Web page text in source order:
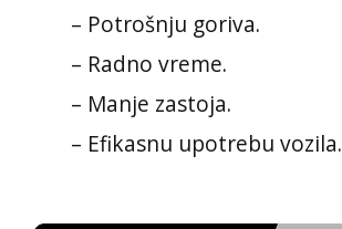
– Potrošnju goriva.
– Radno vreme.
– Manje zastoja.
– Efikasnu upotrebu vozila.